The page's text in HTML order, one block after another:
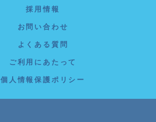
採用情報
お問い合わせ
よくある質問
ご利用にあたって
個人情報保護ポリシー